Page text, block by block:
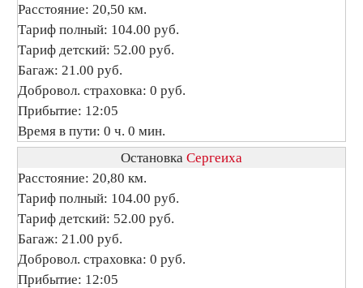
Расстояние: 20,50 км.
Тариф полный: 104.00 руб.
Тариф детский: 52.00 руб.
Багаж: 21.00 руб.
Добровол. страховка: 0 руб.
Прибытие: 12:05
Время в пути: 0 ч. 0 мин.
Остановка Сергеиха
Расстояние: 20,80 км.
Тариф полный: 104.00 руб.
Тариф детский: 52.00 руб.
Багаж: 21.00 руб.
Добровол. страховка: 0 руб.
Прибытие: 12:05